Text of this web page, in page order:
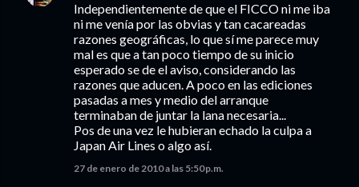
Independientemente de que el FICCO ni me iba
ni me venía por las obvias y tan cacareadas
razones geográficas, lo que sí me parece muy
mal es que a tan poco tiempo de su inicio
esperado se de el aviso, considerando las
razones que aducen. A poco en las ediciones
pasadas a mes y medio del arranque
terminaban de juntar la lana necesaria...
Pos de una vez le hubieran echado la culpa a
Japan Air Lines o algo así.
27 de enero de 2010 a las 5:50 p.m.